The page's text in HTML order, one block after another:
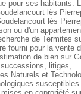
pour ses habitants.
lès
lès
ou d'un
de Termites
fourni pour la vente
de bien sur
litiges,...
Naturels et
susceptibles